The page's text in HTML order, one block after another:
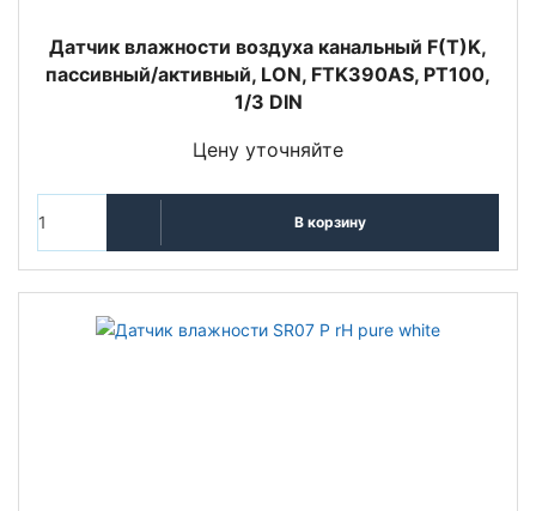
Датчик влажности воздуха канальный F(T)K,
пассивный/активный, LON, FTK390AS, PT100,
1/3 DIN
Цену уточняйте
В корзину